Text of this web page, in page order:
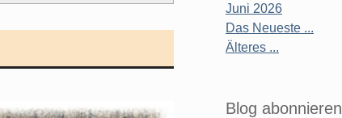
Juni 2026
Das Neueste ...
Älteres ...
Blog abonnieren